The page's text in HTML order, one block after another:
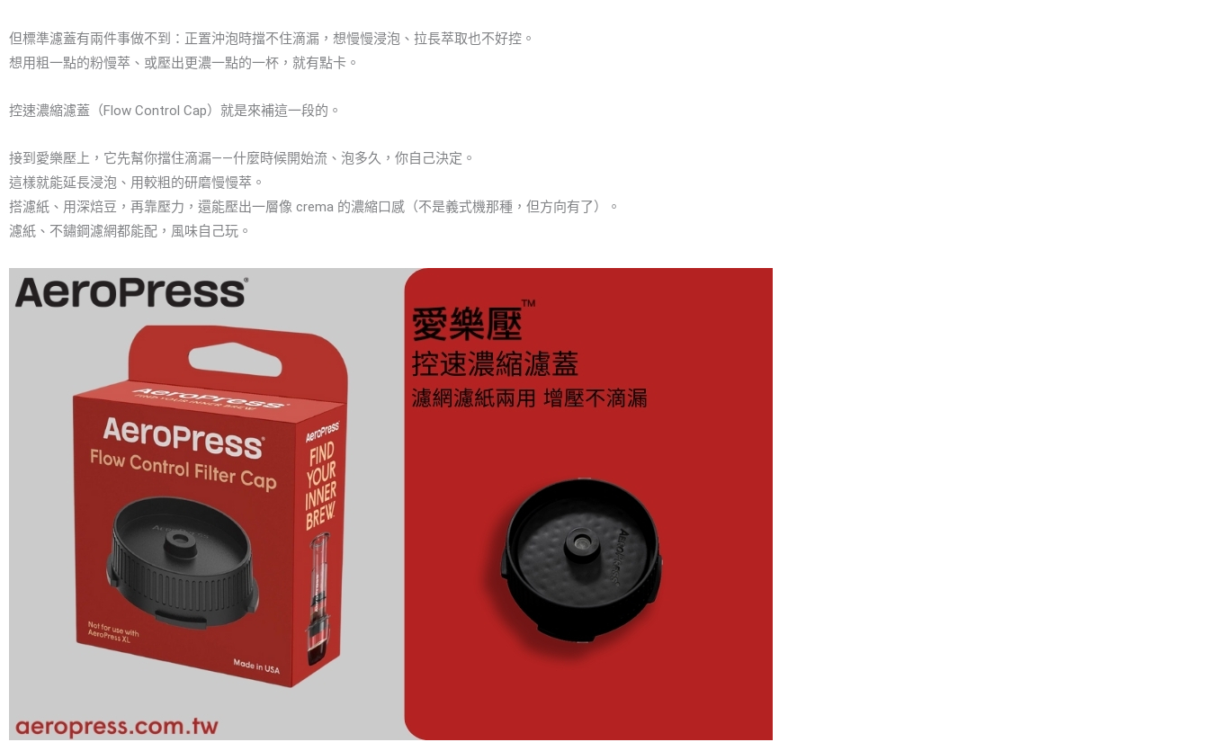
但標準濾蓋有兩件事做不到：正置沖泡時擋不住滴漏，想慢慢浸泡、拉長萃取也不好控。
想用粗一點的粉慢萃、或壓出更濃一點的一杯，就有點卡。
控速濃縮濾蓋（Flow Control Cap）就是來補這一段的。
接到愛樂壓上，它先幫你擋住滴漏——什麼時候開始流、泡多久，你自己決定。
這樣就能延長浸泡、用較粗的研磨慢慢萃。
搭濾紙、用深焙豆，再靠壓力，還能壓出一層像 crema 的濃縮口感（不是義式機那種，但方向有了）。
濾紙、不鏽鋼濾網都能配，風味自己玩。